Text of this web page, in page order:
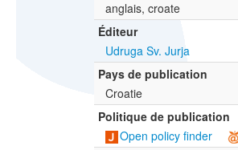
anglais, croate
Éditeur
Udruga Sv. Jurja
Pays de publication
Croatie
Politique de publication
Open policy finder